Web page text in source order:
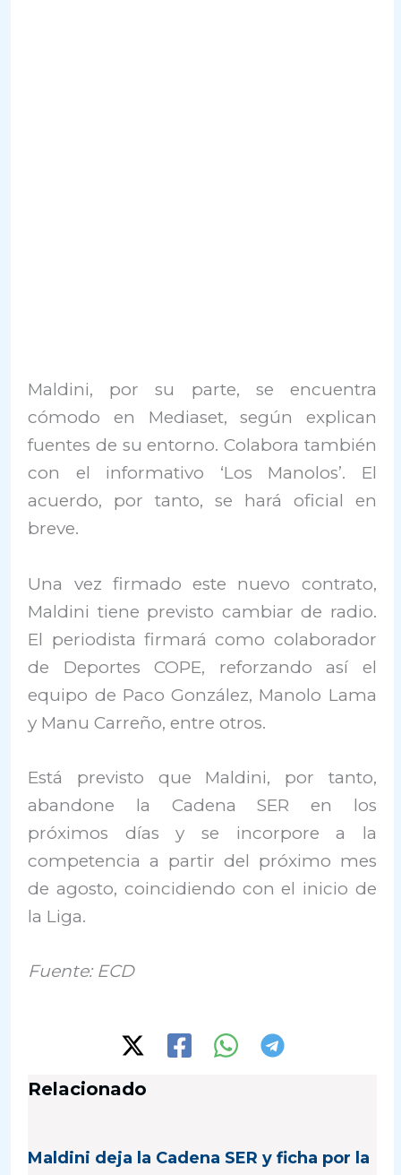
Maldini, por su parte, se encuentra
cómodo en Mediaset, según explican
fuentes de su entorno. Colabora también
con el informativo ‘Los Manolos’. El
acuerdo, por tanto, se hará oficial en
breve.
Una vez firmado este nuevo contrato,
Maldini tiene previsto cambiar de radio.
El periodista firmará como colaborador
de Deportes COPE, reforzando así el
equipo de Paco González, Manolo Lama
y Manu Carreño, entre otros.
Está previsto que Maldini, por tanto,
abandone la Cadena SER en los
próximos días y se incorpore a la
competencia a partir del próximo mes
de agosto, coincidiendo con el inicio de
la Liga.
Fuente: ECD
Relacionado
Maldini deja la Cadena SER y ficha por la